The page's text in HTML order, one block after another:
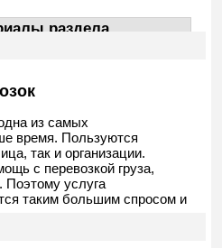
раздела
из самых
время. Пользуются
так и организации.
с перевозкой груза,
Поэтому услуга
таким большим спросом и